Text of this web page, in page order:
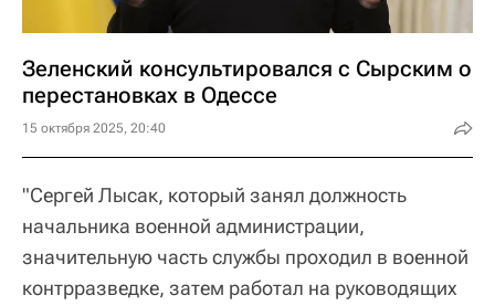
Зеленский консультировался с Сырским о
перестановках в Одессе
15 октября 2025, 20:40
"Сергей Лысак, который занял должность
начальника военной администрации,
значительную часть службы проходил в военной
контрразведке, затем работал на руководящих